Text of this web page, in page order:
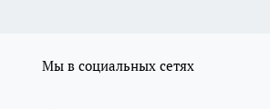
Мы в социальных сетях